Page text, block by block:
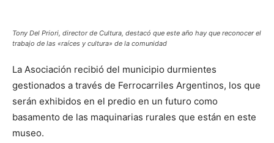
Tony Del Priori, director de Cultura, destacó que este año hay que reconocer el
trabajo de las «raíces y cultura» de la comunidad
La Asociación recibió del municipio durmientes
gestionados a través de Ferrocarriles Argentinos, los que
serán exhibidos en el predio en un futuro como
basamento de las maquinarias rurales que están en este
museo.